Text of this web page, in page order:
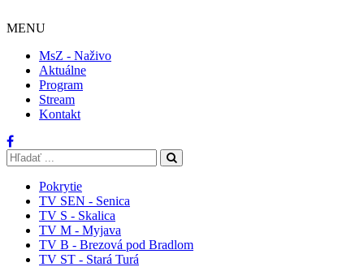
MENU
MsZ - Naživo
Aktuálne
Program
Stream
Kontakt
Pokrytie
TV SEN - Senica
TV S - Skalica
TV M - Myjava
TV B - Brezová pod Bradlom
TV ST - Stará Turá